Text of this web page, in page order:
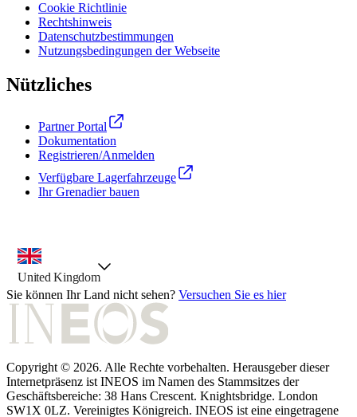
Cookie Richtlinie
Rechtshinweis
Datenschutzbestimmungen
Nutzungsbedingungen der Webseite
Nützliches
Partner Portal
Dokumentation
Registrieren/Anmelden
Verfügbare Lagerfahrzeuge
Ihr Grenadier bauen
Landesauswahl, vorausgewählte Option
United Kingdom
Sie können Ihr Land nicht sehen? Versuchen Sie es hier
Copyright © 2026. Alle Rechte vorbehalten. Herausgeber dieser
Internetpräsenz ist INEOS im Namen des Stammsitzes der
Geschäftsbereiche: 38 Hans Crescent. Knightsbridge. London
SW1X 0LZ. Vereinigtes Königreich. INEOS ist eine eingetragene